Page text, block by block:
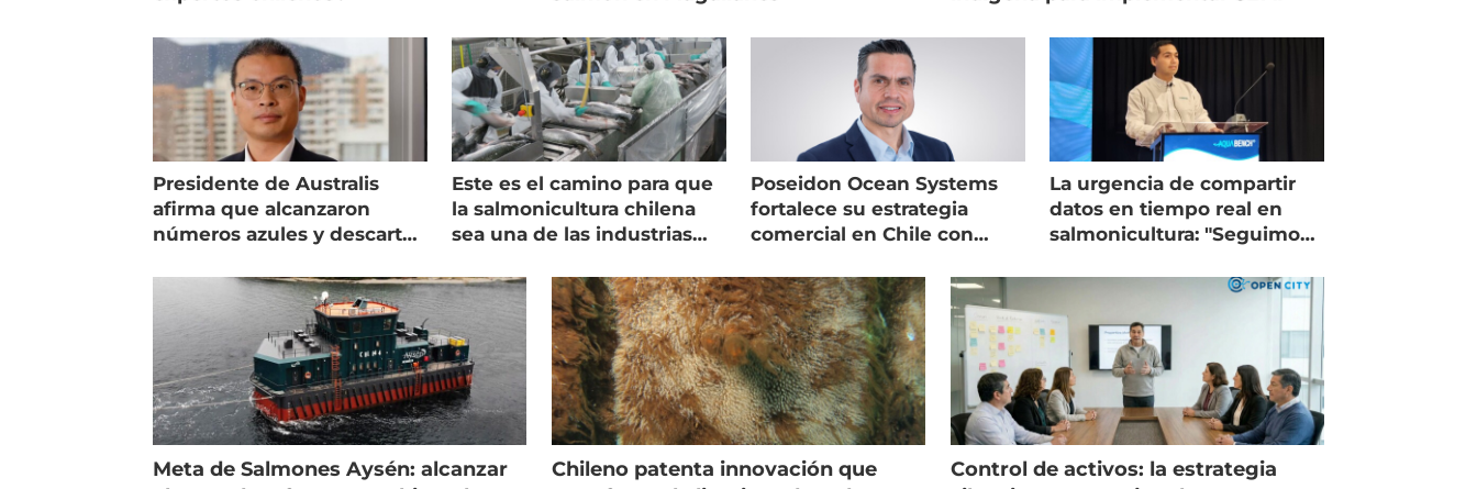
Presidente de Australis
afirma que alcanzaron
números azules y descarta
Este es el camino para que
la salmonicultura chilena
sea una de las industrias
Poseidon Ocean Systems
fortalece su estrategia
comercial en Chile con
La urgencia de compartir
datos en tiempo real en
salmonicultura: "Seguimos
Meta de Salmones Aysén: alcanzar
Chileno patenta innovación que
Control de activos: la estrategia